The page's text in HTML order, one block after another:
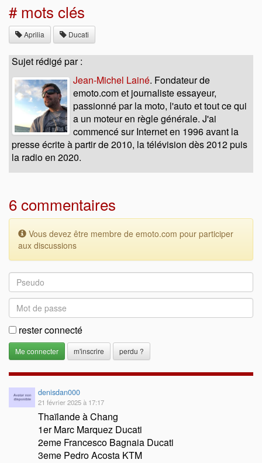
# mots clés
Aprilia Ducati
Sujet rédigé par :
Jean-Michel Lainé. Fondateur de
emoto.com et journaliste essayeur,
passionné par la moto, l'auto et tout ce qui
a un moteur en règle générale. J'ai
commencé sur Internet en 1996 avant la
presse écrite à partir de 2010, la télévision dès 2012 puis
la radio en 2020.
6 commentaires
Vous devez être membre de emoto.com pour participer
aux discussions
rester connecté
m'inscrire perdu ?
denisdan000
21 février 2025 à 17:17
Thaïlande à Chang
1er Marc Marquez Ducati
2eme Francesco Bagnaia Ducati
3eme Pedro Acosta KTM